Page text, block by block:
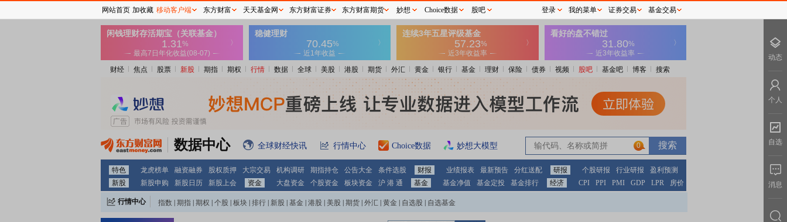
财经 焦点 股票 新股 期指 期权 行情 数据 全球 美股 港股 期货 外汇 黄金 银行 基金 理财 保险 债券 视频 股吧 基金吧 博客 搜索
数据中心 全球财经快讯 行情中心 Choice数据 妙想大模型 0
特色 龙虎榜单 融资融券 股权质押 大宗交易 机构调研 期指持仓 公告大全 条件选股 财报 业绩报表 最新预告 分红送配 研报 个股研报 行业研报
盈利预测
新股
新股申购 新股日历 新股上会 资金 大盘资金 个股资金 板块资金 沪 港 通 基金 基金净值 基金定投 基金排行 经济 CPI PPI PMI GDP LPR 房价
行情中心 指数 期指 期权 个股 板块 排行 新股 基金 港股 美股 期货 外汇 黄金 自选股 自选基金
网站首页 加收藏 移动客户端 东方财富 天天基金网 东方财富证券 东方财富期货 妙想 Choice数据 股吧 登录 我的菜单 证券交易 基金交易
动态
个人
自选
消息